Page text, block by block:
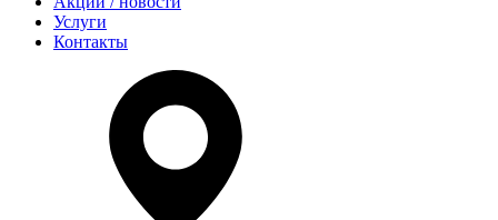
Услуги
Контакты